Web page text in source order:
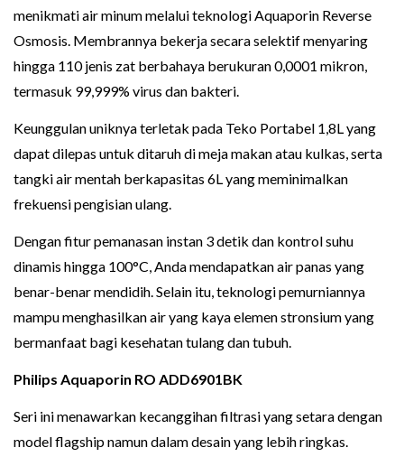
menikmati air minum melalui teknologi Aquaporin Reverse
Osmosis. Membrannya bekerja secara selektif menyaring
hingga 110 jenis zat berbahaya berukuran 0,0001 mikron,
termasuk 99,999% virus dan bakteri.
Keunggulan uniknya terletak pada Teko Portabel 1,8L yang
dapat dilepas untuk ditaruh di meja makan atau kulkas, serta
tangki air mentah berkapasitas 6L yang meminimalkan
frekuensi pengisian ulang.
Dengan fitur pemanasan instan 3 detik dan kontrol suhu
dinamis hingga 100°C, Anda mendapatkan air panas yang
benar-benar mendidih. Selain itu, teknologi pemurniannya
mampu menghasilkan air yang kaya elemen stronsium yang
bermanfaat bagi kesehatan tulang dan tubuh.
Philips Aquaporin RO ADD6901BK
Seri ini menawarkan kecanggihan filtrasi yang setara dengan
model flagship namun dalam desain yang lebih ringkas.